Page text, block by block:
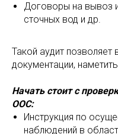
Договоры на вывоз
сточных вод и др.
Такой аудит позволяет
документации,
Начать стоит с
ООС:
Инструкция по
наблюдений в